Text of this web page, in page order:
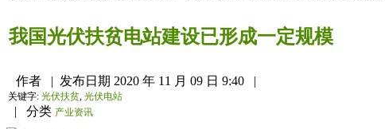
我国光伏扶贫电站建设已形成一定规模
作者 | 发布日期 2020 年 11 月 09 日 9:40 |
关键字: 光伏扶贫, 光伏电站
| 分类 产业资讯